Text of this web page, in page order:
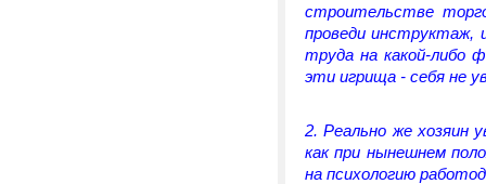
строительстве
проведи инструктаж,
труда на какой-либо
эти игрища - себя не
2. Реально же хозяин
как при нынешнем
на психологию